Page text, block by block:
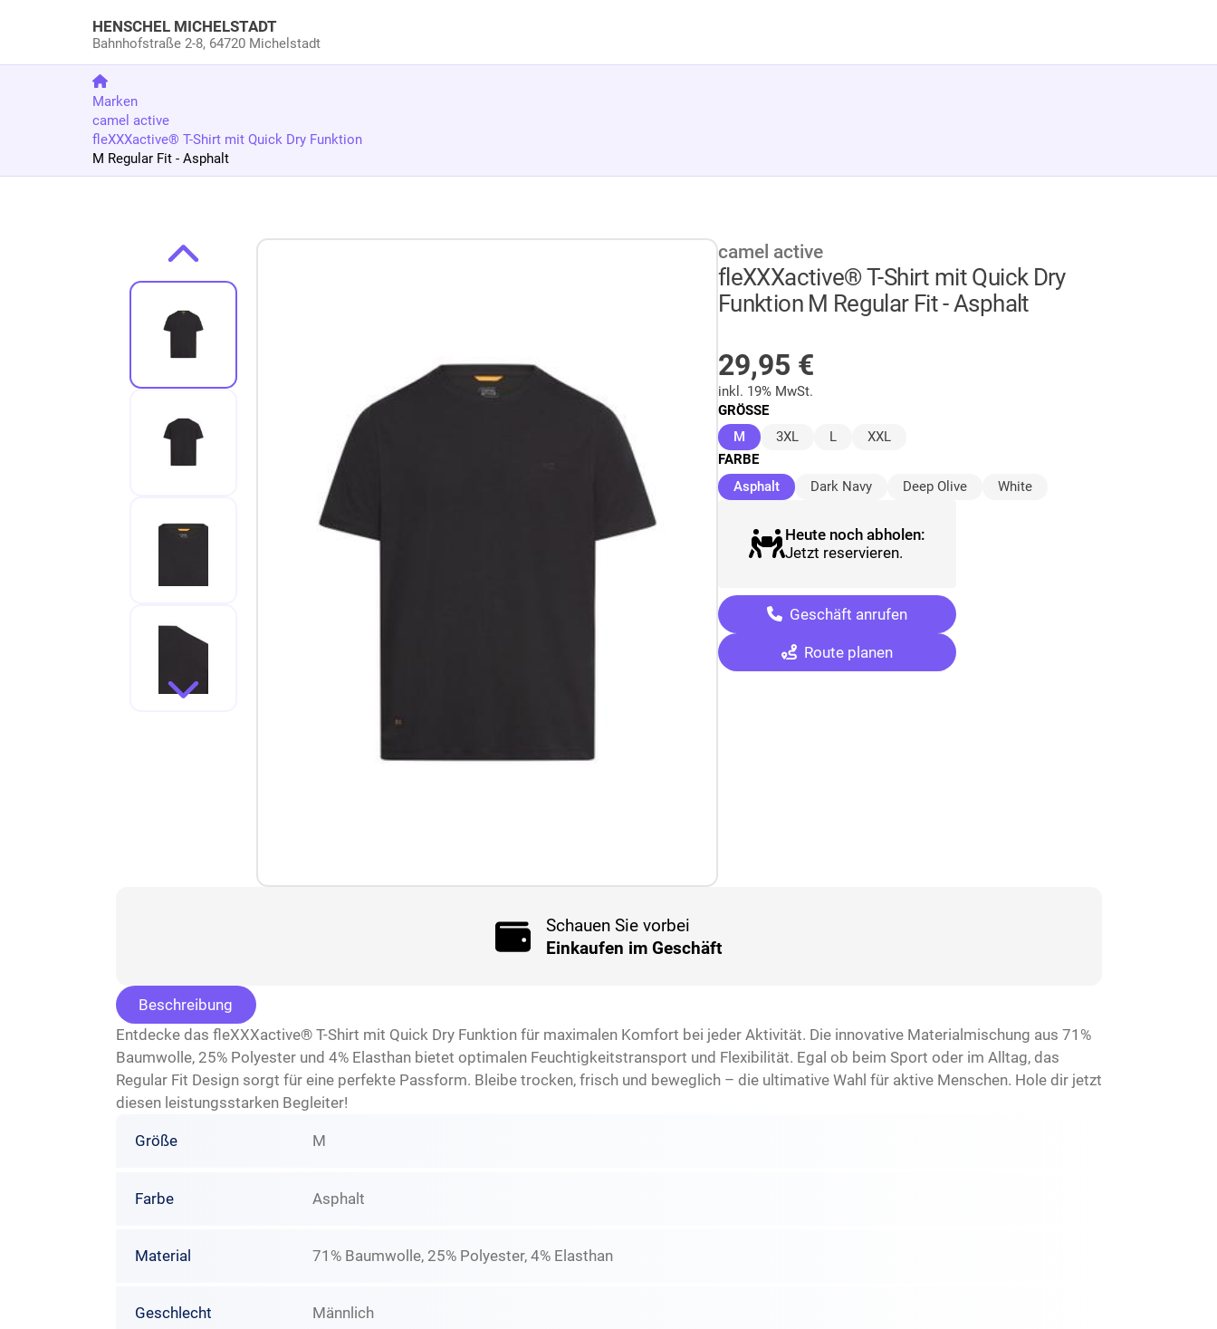
HENSCHEL MICHELSTADT
Bahnhofstraße 2-8, 64720 Michelstadt
Marken
camel active
fleXXXactive® T-Shirt mit Quick Dry Funktion
M Regular Fit - Asphalt
Zur Produktbeschreibung springen camel active
fleXXXactive® T-Shirt mit Quick Dry
Funktion M Regular Fit - Asphalt
29,95 €
inkl. 19% MwSt.
GRÖSSE
M (ausgewählt)
3XL L
XXL
FARBE
Asphalt(ausgewählt)
Dark Navy Deep Olive White
Heute noch abholen:
Jetzt reservieren.
Geschäft anrufen
Route planen
Schauen Sie vorbei
Einkaufen im Geschäft
Beschreibung
Entdecke das fleXXXactive® T-Shirt mit Quick Dry Funktion für maximalen Komfort bei jeder Aktivität. Die innovative Materialmischung aus 71%
Baumwolle, 25% Polyester und 4% Elasthan bietet optimalen Feuchtigkeitstransport und Flexibilität. Egal ob beim Sport oder im Alltag, das
Regular Fit Design sorgt für eine perfekte Passform. Bleibe trocken, frisch und beweglich – die ultimative Wahl für aktive Menschen. Hole dir jetzt
diesen leistungsstarken Begleiter!
Größe M
Farbe Asphalt
Material 71% Baumwolle, 25% Polyester, 4% Elasthan
Geschlecht Männlich